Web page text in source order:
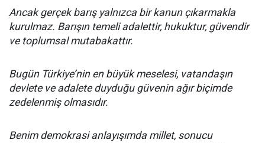
Ancak gerçek barış yalnızca bir kanun çıkarmakla
kurulmaz. Barışın temeli adalettir, hukuktur, güvendir
ve toplumsal mutabakattır.
Bugün Türkiye’nin en büyük meselesi, vatandaşın
devlete ve adalete duyduğu güvenin ağır biçimde
zedelenmiş olmasıdır.
Benim demokrasi anlayışımda millet, sonucu